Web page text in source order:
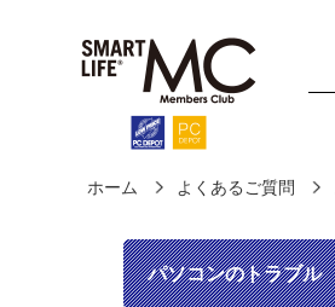
ホーム
ホーム よくあるご質問
パソコンのトラブル